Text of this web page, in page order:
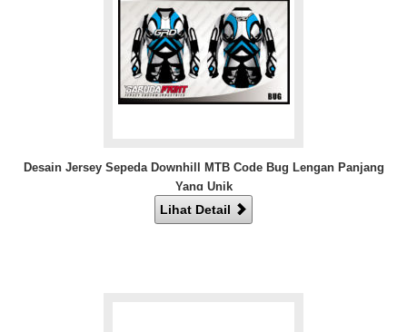
Desain Jersey Sepeda Downhill MTB Code Bug Lengan Panjang
Yang Unik
Lihat Detail